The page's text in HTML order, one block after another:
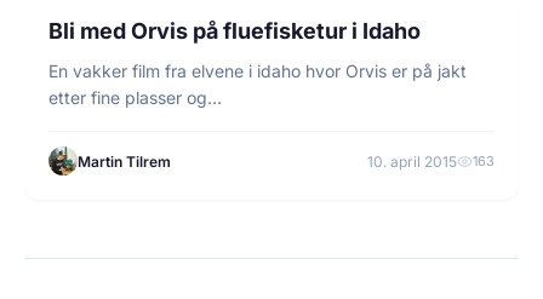
FLUEFISKE
Bli med Orvis på fluefisketur i Idaho
En vakker film fra elvene i idaho hvor Orvis er på jakt
etter fine plasser og…
Martin Tilrem 10. april 2015 163